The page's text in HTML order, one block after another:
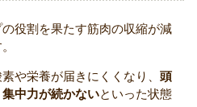
役割を果たす筋肉の収縮が減
や栄養が届きにくくなり、 頭
中力が続かないといった状態